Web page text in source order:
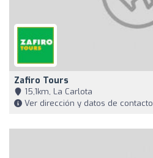
Zafiro Tours
15,1km, La Carlota
Ver dirección y datos de contacto